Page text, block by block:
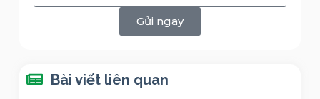
Gửi ngay
Bài viết liên quan